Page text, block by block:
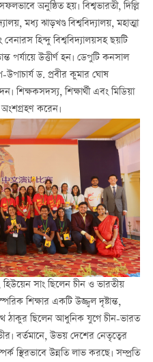
অনুষ্ঠিত হয়। বিশ্বভারতী, দিল্লি
মধ্য ঝাড়খণ্ড বিশ্ববিদ্যালয়, মহাত্মা
বেনারস হিন্দু বিশ্ববিদ্যালয়সহ ছয়টি
পর্যায়ে উত্তীর্ণ হন। ডেপুটি কনসাল
ড. প্রবীর কুমার ঘোষ
শিক্ষকসদস্য, শিক্ষার্থী এবং মিডিয়া
করেন।
সাং ছিলেন চীন ও ভারতীয়
শিক্ষার একটি উজ্জ্বল দৃষ্টান্ত,
ঠাকুর ছিলেন আধুনিক যুগে চীন-ভারত
বর্তমানে, উভয় দেশের নেতৃত্বের
স্থিরভাবে উন্নতি লাভ করছে। সম্প্রতি